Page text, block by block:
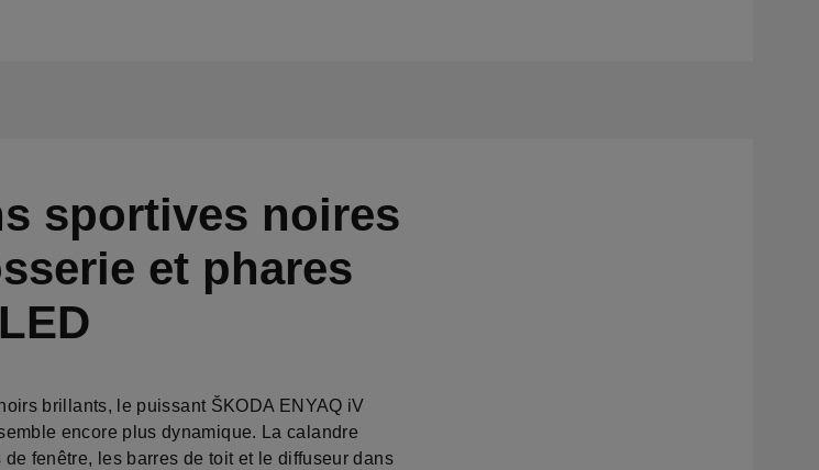
sportives noires
et phares
brillants, le puissant ŠKODA ENYAQ iV
encore plus dynamique. La calandre
fenêtre, les barres de toit et le diffuseur dans